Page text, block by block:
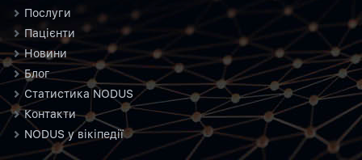
Послуги
Пацієнти
Новини
Блог
Статистика NODUS
Контакти
NODUS у вікіпедії